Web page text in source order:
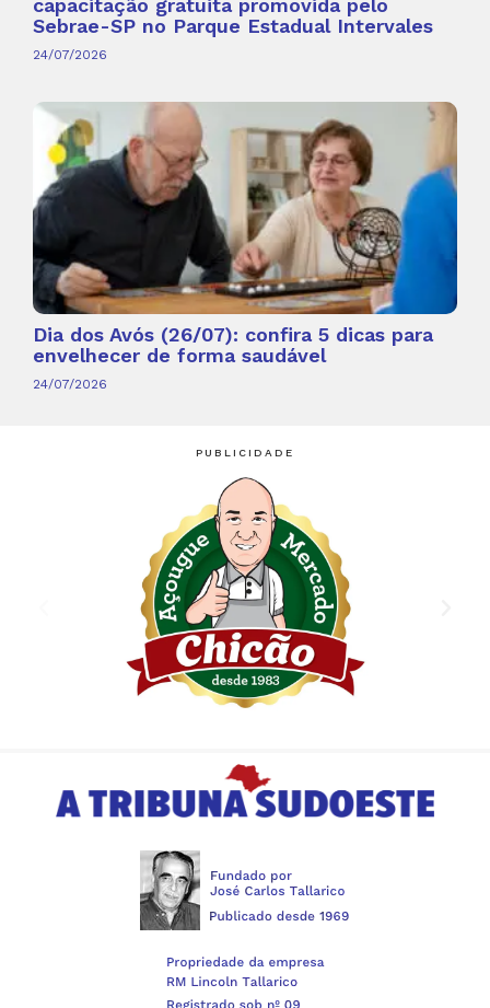
Sebrae-SP no Parque Estadual Intervales
24/07/2026
Dia dos Avós (26/07): confira 5 dicas para
envelhecer de forma saudável
24/07/2026
PUBLICIDADE